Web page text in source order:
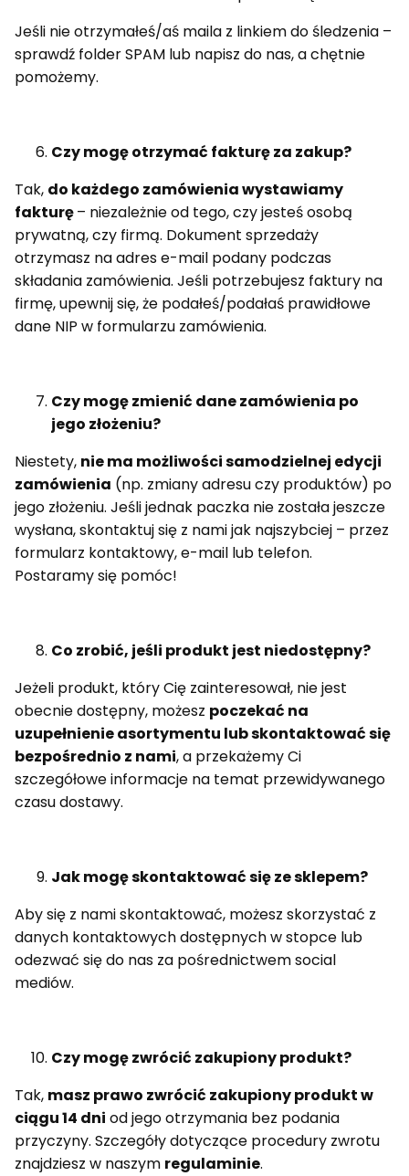
Jeśli nie otrzymałeś/aś maila z linkiem do śledzenia –
sprawdź folder SPAM lub napisz do nas, a chętnie
pomożemy.
Czy mogę otrzymać fakturę za zakup?
Tak, do każdego zamówienia wystawiamy
fakturę– niezależnie od tego, czy jesteś osobą
prywatną, czy firmą. Dokument sprzedaży
otrzymasz na adres e-mail podany podczas
składania zamówienia. Jeśli potrzebujesz faktury na
firmę, upewnij się, że podałeś/podałaś prawidłowe
dane NIP w formularzu zamówienia.
Czy mogę zmienić dane zamówienia po
jego złożeniu?
Niestety, nie ma możliwości samodzielnej edycji
zamówienia (np. zmiany adresu czy produktów) po
jego złożeniu. Jeśli jednak paczka nie została jeszcze
wysłana, skontaktuj się z nami jak najszybciej – przez
formularz kontaktowy, e-mail lub telefon.
Postaramy się pomóc!
Co zrobić, jeśli produkt jest niedostępny?
Jeżeli produkt, który Cię zainteresował, nie jest
obecnie dostępny, możesz poczekać na
uzupełnienie asortymentu lub skontaktować się
bezpośrednio z nami, a przekażemy Ci
szczegółowe informacje na temat przewidywanego
czasu dostawy.
Jak mogę skontaktować się ze sklepem?
Aby się z nami skontaktować, możesz skorzystać z
danych kontaktowych dostępnych w stopce lub
odezwać się do nas za pośrednictwem social
mediów.
Czy mogę zwrócić zakupiony produkt?
Tak, masz prawo zwrócić zakupiony produkt w
ciągu 14 dni od jego otrzymania bez podania
przyczyny. Szczegóły dotyczące procedury zwrotu
znajdziesz w naszym regulaminie.